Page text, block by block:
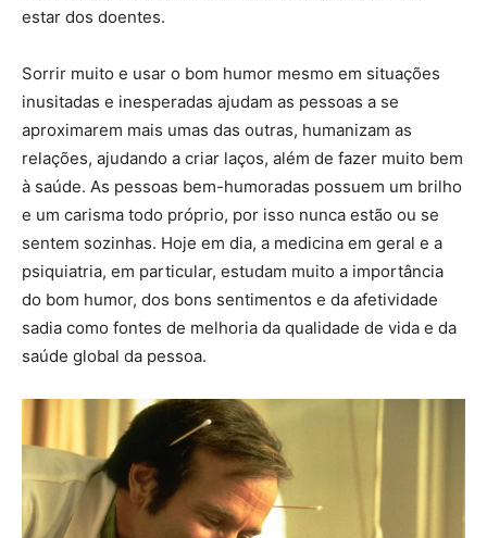
estar dos doentes.
Sorrir muito e usar o bom humor mesmo em situações
inusitadas e inesperadas ajudam as pessoas a se
aproximarem mais umas das outras, humanizam as
relações, ajudando a criar laços, além de fazer muito bem
à saúde. As pessoas bem-humoradas possuem um brilho
e um carisma todo próprio, por isso nunca estão ou se
sentem sozinhas. Hoje em dia, a medicina em geral e a
psiquiatria, em particular, estudam muito a importância
do bom humor, dos bons sentimentos e da afetividade
sadia como fontes de melhoria da qualidade de vida e da
saúde global da pessoa.